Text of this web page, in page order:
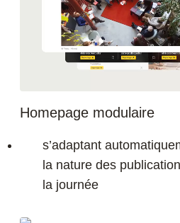
Homepage modulaire
s’adaptant
la nature des
la journée